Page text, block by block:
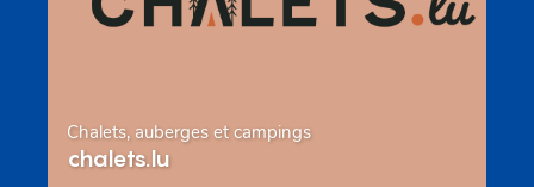
Chalets, auberges et campings
chalets.lu